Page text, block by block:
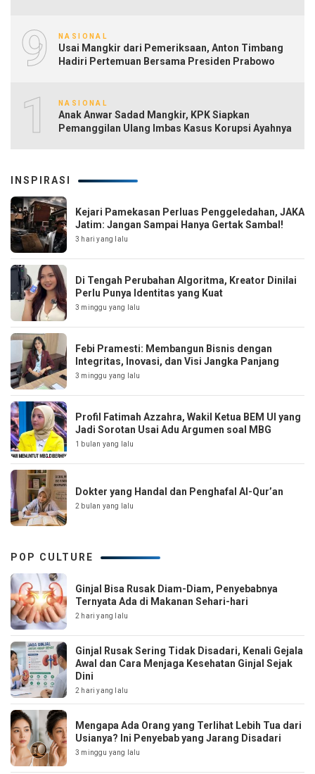
9 NASIONAL
Usai Mangkir dari Pemeriksaan, Anton Timbang
Hadiri Pertemuan Bersama Presiden Prabowo
10NASIONAL
Anak Anwar Sadad Mangkir, KPK Siapkan
Pemanggilan Ulang Imbas Kasus Korupsi Ayahnya
INSPIRASI
Kejari Pamekasan Perluas Penggeledahan, JAKA
Jatim: Jangan Sampai Hanya Gertak Sambal!
3 hari yang lalu
Di Tengah Perubahan Algoritma, Kreator Dinilai
Perlu Punya Identitas yang Kuat
3 minggu yang lalu
Febi Pramesti: Membangun Bisnis dengan
Integritas, Inovasi, dan Visi Jangka Panjang
3 minggu yang lalu
Profil Fatimah Azzahra, Wakil Ketua BEM UI yang
Jadi Sorotan Usai Adu Argumen soal MBG
1 bulan yang lalu
Dokter yang Handal dan Penghafal Al-Qur’an
2 bulan yang lalu
POP CULTURE
Ginjal Bisa Rusak Diam-Diam, Penyebabnya
Ternyata Ada di Makanan Sehari-hari
2 hari yang lalu
Ginjal Rusak Sering Tidak Disadari, Kenali Gejala
Awal dan Cara Menjaga Kesehatan Ginjal Sejak
Dini
2 hari yang lalu
Mengapa Ada Orang yang Terlihat Lebih Tua dari
Usianya? Ini Penyebab yang Jarang Disadari
3 minggu yang lalu